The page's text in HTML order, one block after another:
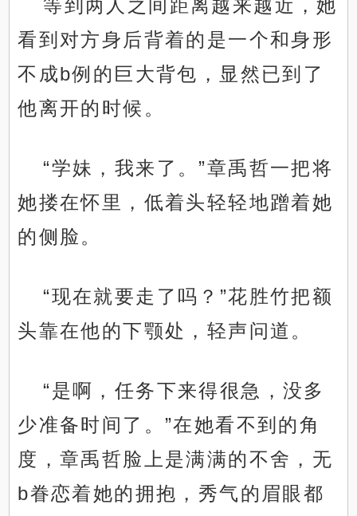
等到两人之间距离越来越近，她
看到对方身后背着的是一个和身形
不成b例的巨大背包，显然已到了
他离开的时候。
“学妹，我来了。”章禹哲一把将
她搂在怀里，低着头轻轻地蹭着她
的侧脸。
“现在就要走了吗？”花胜竹把额
头靠在他的下颚处，轻声问道。
“是啊，任务下来得很急，没多
少准备时间了。”在她看不到的角
度，章禹哲脸上是满满的不舍，无
b眷恋着她的拥抱，秀气的眉眼都